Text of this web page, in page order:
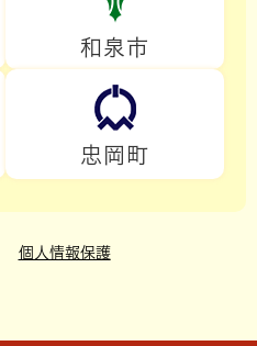
和泉市
忠岡町
個人情報保護